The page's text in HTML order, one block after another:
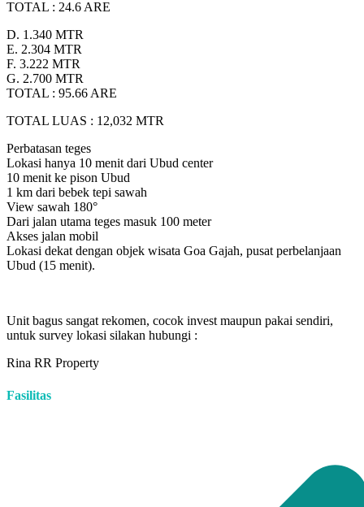
TOTAL : 24.6 ARE
D. 1.340 MTR
E. 2.304 MTR
F. 3.222 MTR
G. 2.700 MTR
TOTAL : 95.66 ARE
TOTAL LUAS : 12,032 MTR
Perbatasan teges
Lokasi hanya 10 menit dari Ubud center
10 menit ke pison Ubud
1 km dari bebek tepi sawah
View sawah 180°
Dari jalan utama teges masuk 100 meter
Akses jalan mobil
Lokasi dekat dengan objek wisata Goa Gajah, pusat perbelanjaan
Ubud (15 menit).
Unit bagus sangat rekomen, cocok invest maupun pakai sendiri,
untuk survey lokasi silakan hubungi :
Rina RR Property
Fasilitas